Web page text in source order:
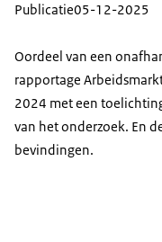
Publicatie05-12-2025
Oordeel van een
rapportage
2024 met een
van het onderzoek. En
bevindingen.